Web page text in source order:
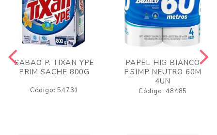
SABAO P. TIXAN YPE
PRIM SACHE 800G
Código: 54731
PAPEL HIG BIANCO
F.SIMP NEUTRO 60M
4UN
Código: 48485